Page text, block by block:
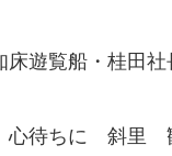
覧船・桂田社
待ちに 斜里